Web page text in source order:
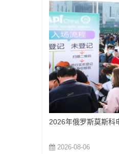
2026年俄罗斯莫斯科
2026-08-06